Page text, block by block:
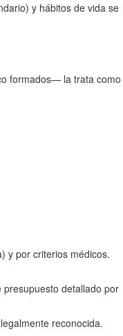
y hábitos de vida se
formados— la trata como
y por criterios médicos.
detallado por
reconocida.